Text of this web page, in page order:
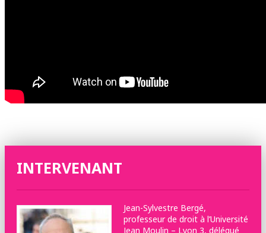
INTERVENANT
Jean-Sylvestre Bergé,
professeur de droit à l’Université
Jean Moulin – Lyon 3, délégué